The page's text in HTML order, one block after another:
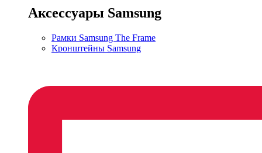
Аксессуары Samsung
Рамки Samsung The Frame
Кронштейны Samsung